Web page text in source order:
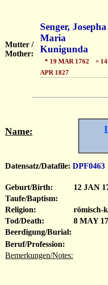
Mutter /
Mother:
Senger, Josepha
Maria
Kunigunda
* 19 MAR 1762 + 14
APR 1827
Name:
Datensatz/Datafile: DPF0463
Geburt/Birth:
12 JAN
Taufe/Baptism:
Religion:
römisch-
Tod/Death:
8 MAY
Beerdigung/Burial:
Beruf/Profession:
Bemerkungen/Notes: